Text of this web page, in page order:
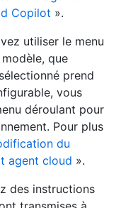
Copilot ».
utiliser le menu
que
prend
vous
déroulant pour
Pour plus
du
agent cloud ».
des instructions